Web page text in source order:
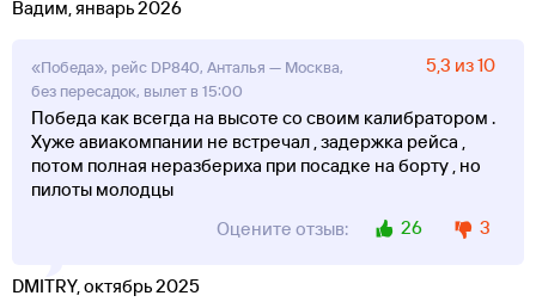
Вадим, январь 2026
«Победа», рейс DP840, Анталья — Москва,
без пересадок, вылет в 15:00
5,3 из 10
Победа как всегда на высоте со своим калибратором .
Хуже авиакомпании не встречал , задержка рейса ,
потом полная неразбериха при посадке на борту , но
пилоты молодцы
Оцените отзыв:
26 3
DMITRY, октябрь 2025